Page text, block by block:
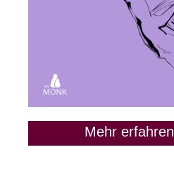
Mehr erfahren